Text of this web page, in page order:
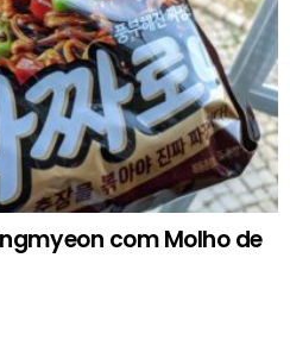
com Molho de